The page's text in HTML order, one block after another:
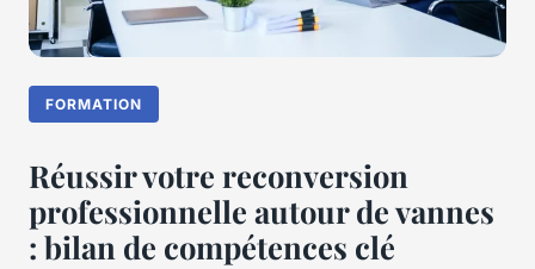
FORMATION
Réussir votre reconversion
professionnelle autour de vannes
: bilan de compétences clé